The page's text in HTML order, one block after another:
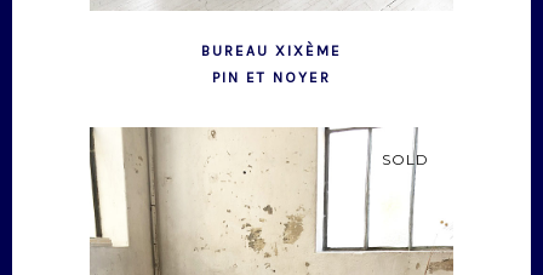
BUREAU XIXÈME
PIN ET NOYER
SOLD